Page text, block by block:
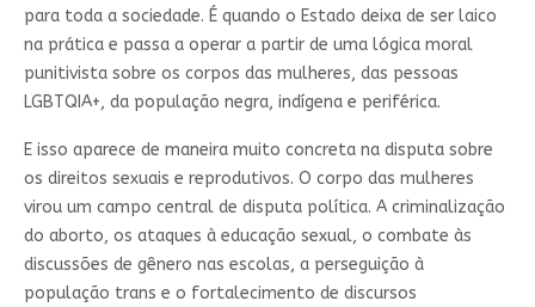
para toda a sociedade. É quando o Estado deixa de ser laico
na prática e passa a operar a partir de uma lógica moral
punitivista sobre os corpos das mulheres, das pessoas
LGBTQIA+, da população negra, indígena e periférica.
E isso aparece de maneira muito concreta na disputa sobre
os direitos sexuais e reprodutivos. O corpo das mulheres
virou um campo central de disputa política. A criminalização
do aborto, os ataques à educação sexual, o combate às
discussões de gênero nas escolas, a perseguição à
população trans e o fortalecimento de discursos